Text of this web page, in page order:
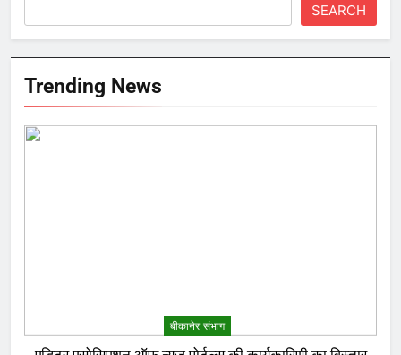
SEARCH
Trending News
बीकानेर संभाग